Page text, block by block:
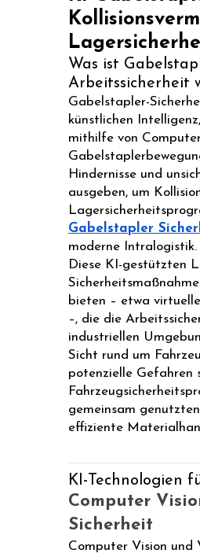
Was ist
Arbeitssicherheit
Gabelstapler-
künstlichen
mithilfe von
Hindernisse und
ausgeben, um
Gabelstapler
moderne Intralogistik.
Diese KI-gestützten
bieten – etwa
–, die die
industriellen
Sicht rund um
potenzielle Gefahren
gemeinsam
effiziente
KI-Technologien
Computer
Sicherheit
Computer Vision und